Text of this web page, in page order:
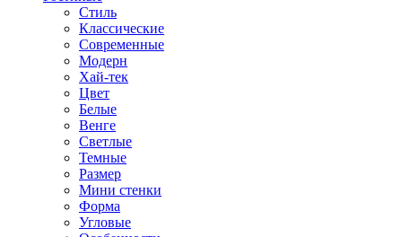
Стиль
Классические
Современные
Модерн
Хай-тек
Цвет
Белые
Венге
Светлые
Темные
Размер
Мини стенки
Форма
Угловые